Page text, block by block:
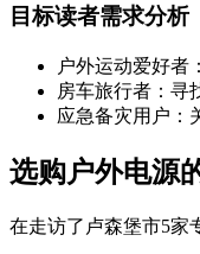
目标读者需求分析
户外运动爱好者
房车旅行者：寻
应急备灾用户：
选购户外电源
在走访了卢森堡市5家